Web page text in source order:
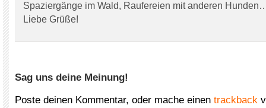
Spaziergänge im Wald, Raufereien mit anderen
Liebe Grüße!
Sag uns deine Meinung!
Poste deinen Kommentar, oder mache einen trackback